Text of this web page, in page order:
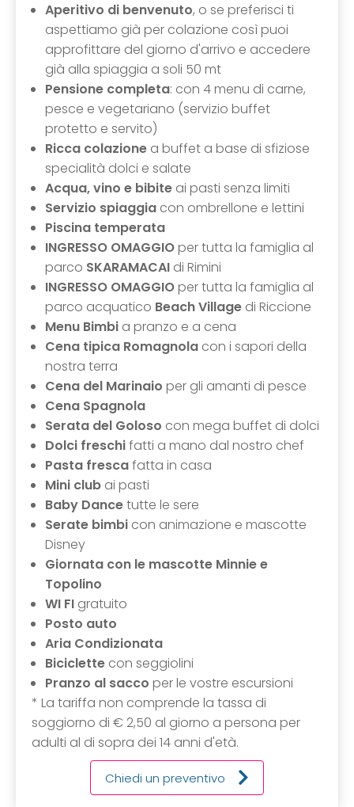
Aperitivo di benvenuto, o se preferisci ti
aspettiamo già per colazione così puoi
approfittare del giorno d'arrivo e accedere
già alla spiaggia a soli 50 mt
Pensione completa: con 4 menu di carne,
pesce e vegetariano (servizio buffet
protetto e servito)
Ricca colazione a buffet a base di sfiziose
specialità dolci e salate
Acqua, vino e bibite ai pasti senza limiti
Servizio spiaggia con ombrellone e lettini
Piscina temperata
INGRESSO OMAGGIOper tutta la famiglia al
parco SKARAMACAI di Rimini
INGRESSO OMAGGIOper tutta la famiglia al
parco acquatico Beach Village di Riccione
Menu Bimbi a pranzo e a cena
Cena tipica Romagnola con i sapori della
nostra terra
Cena del Marinaio per gli amanti di pesce
Cena Spagnola
Serata del Goloso con mega buffet di dolci
Dolci freschifatti a mano dal nostro chef
Pasta frescafatta in casa
Mini club ai pasti
Baby Dancetutte le sere
Serate bimbi con animazione e mascotte
Disney
Giornata con le mascotte Minnie e
Topolino
WI FI gratuito
Posto auto
Aria Condizionata
Biciclette con seggiolini
Pranzo al sacco per le vostre escursioni
* La tariffa non comprende la tassa di
soggiorno di € 2,50 al giorno a persona per
adulti al di sopra dei 14 anni d'età.
Chiedi un preventivo